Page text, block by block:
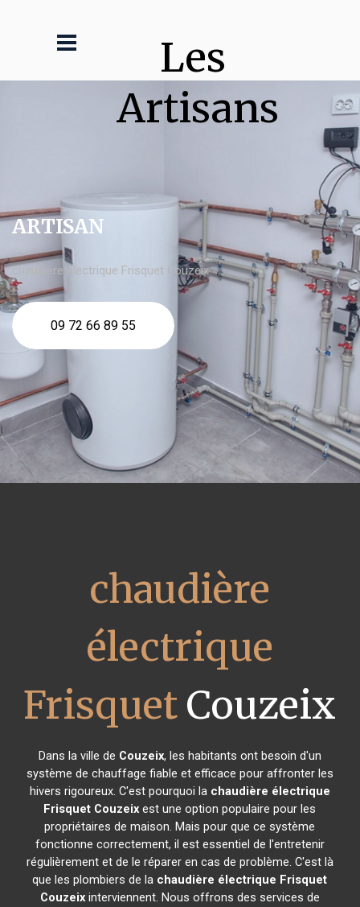
Les
Artisans
ARTISAN
chaudière électrique Frisquet Couzeix
09 72 66 89 55
chaudière
électrique
Frisquet Couzeix
Dans la ville de Couzeix, les habitants ont besoin d'un
système de chauffage fiable et efficace pour affronter les
hivers rigoureux. C'est pourquoi la chaudière électrique
Frisquet Couzeix est une option populaire pour les
propriétaires de maison. Mais pour que ce système
fonctionne correctement, il est essentiel de l'entretenir
régulièrement et de le réparer en cas de problème. C'est là
que les plombiers de la chaudière électrique Frisquet
Couzeixinterviennent. Nous offrons des services de